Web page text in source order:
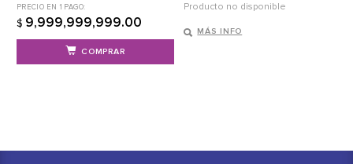
PRECIO EN 1 PAGO:
$ 9,999,999,999.00
COMPRAR
Producto no disponible
MÁS INFO